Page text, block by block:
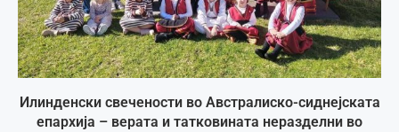
Илинденски свечености во Австралиско-сиднејската
епархија – верата и татковината неразделни во